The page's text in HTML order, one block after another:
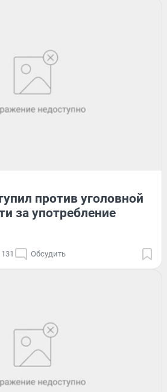
против уголовной
за употребление
131 Обсудить